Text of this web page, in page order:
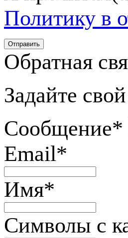
Политику в
Обратная
Задайте
Сообщение*
Email*
Имя*
Символы с